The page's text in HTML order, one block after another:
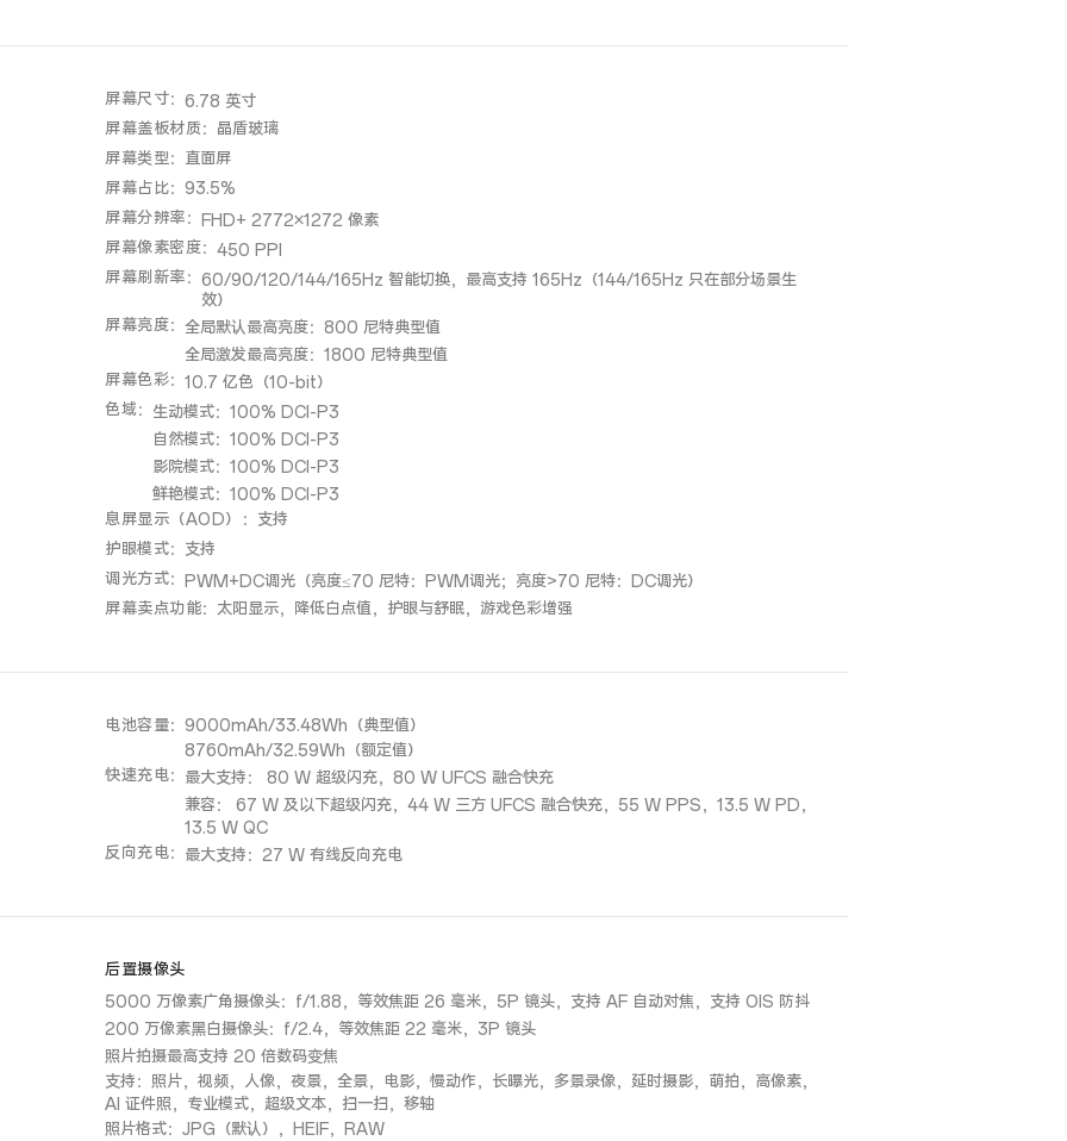
屏幕尺寸： 6.78 英寸
屏幕盖板材质： 晶盾玻璃
屏幕类型： 直面屏
屏幕占比： 93.5%
屏幕分辨率：
FHD+ 2772×1272 像素
屏幕像素密度： 450 PPI
屏幕刷新率： 60/90/120/144/165Hz 智能切换，最高支持 165Hz（144/165Hz 只在部分场景生
效）
屏幕亮度： 全局默认最高亮度：800 尼特典型值
全局激发最高亮度：1800 尼特典型值
屏幕色彩： 10.7 亿色（10-bit）
色域： 生动模式：100% DCI-P3
自然模式：100% DCI-P3
影院模式：100% DCI-P3
鲜艳模式：100% DCI-P3
息屏显示（AOD）
： 支持
护眼模式： 支持
调光方式：
PWM+DC调光（亮度≤70 尼特：PWM调光；亮度>70 尼特：DC调光）
屏幕卖点功能： 太阳显示，降低白点值，护眼与舒眠，游戏色彩增强
电池容量： 9000mAh/33.48Wh（典型值）
8760mAh/32.59Wh（额定值）
快速充电： 最大支持： 80 W 超级闪充，80 W UFCS 融合快充
兼容： 67 W 及以下超级闪充，44 W 三方 UFCS 融合快充，55 W PPS，13.5 W PD，
13.5 W QC
反向充电： 最大支持：27 W 有线反向充电
后置摄像头
5000 万像素广角摄像头：f/1.88，等效焦距 26 毫米，5P 镜头，支持 AF 自动对焦，支持 OIS 防抖
200 万像素黑白摄像头：f/2.4，等效焦距 22 毫米，3P 镜头
照片拍摄最高支持 20 倍数码变焦
支持：照片，视频，人像，夜景，全景，电影，慢动作，长曝光，多景录像，延时摄影，萌拍，高像素，
AI 证件照，专业模式，超级文本，扫一扫，移轴
照片格式：JPG（默认），HEIF，RAW